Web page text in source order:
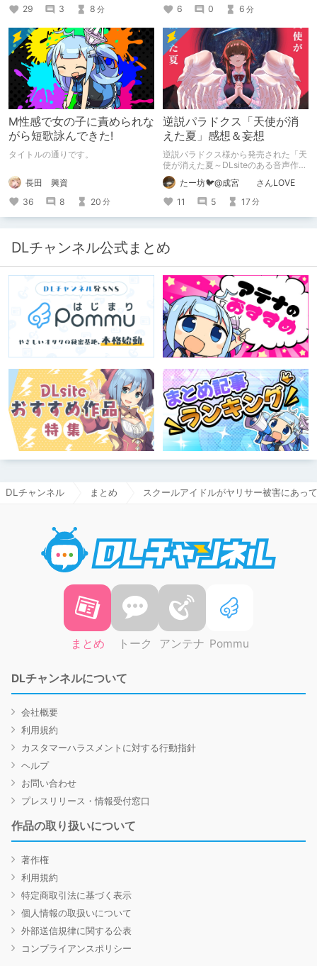
29
3 8 分
6
0 6 分
M性感で女の子に責められな
がら短歌詠んできた!
タイトルの通りです。
長田 興資
36
8 20 分
逆説パラドクス「天使が消
えた夏」感想＆妄想
逆説パラドクス様から発売された「天
使が消えた夏～DLsiteのある音声作品
について～」の感想です。 妄想も多
いです。たー坊🐦@成宮 さんLOVE
11
5 17分
DLチャンネル公式まとめ
DLチャンネル まとめ スクールアイドルがヤリサー被害にあっ
まとめ トーク アンテナ Pommu
DLチャンネルについて
会社概要
利用規約
カスタマーハラスメントに対する行動指針
ヘルプ
お問い合わせ
プレスリリース・情報受付窓口
作品の取り扱いについて
著作権
利用規約
特定商取引法に基づく表示
個人情報の取扱いについて
外部送信規律に関する公表
コンプライアンスポリシー